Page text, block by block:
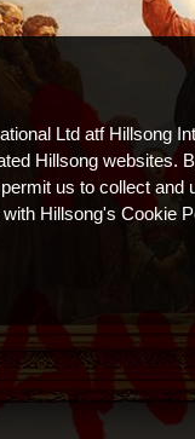
Ltd atf Hillsong
Hillsong websites.
us to collect and
Hillsong's Cookie